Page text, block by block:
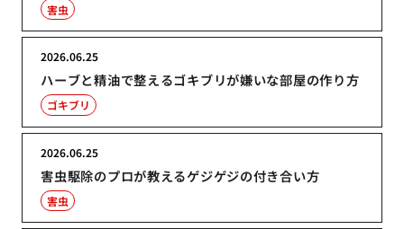
害虫
ハーブと精油で整えるゴキブリが嫌いな部屋の作り方
2026.06.25
ゴキブリ
害虫駆除のプロが教えるゲジゲジの付き合い方
2026.06.25
害虫